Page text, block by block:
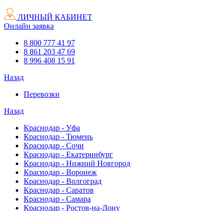
ЛИЧНЫЙ КАБИНЕТ
Онлайн заявка
8 800 777 41 97
8 861 203 47 69
8 996 408 15 91
Назад
Перевозки
Назад
Краснодар - Уфа
Краснодар - Тюмень
Краснодар - Сочи
Краснодар - Екатеринбург
Краснодар - Нижний Новгород
Краснодар - Воронеж
Краснодар - Волгоград
Краснодар - Саратов
Краснодар - Самара
Краснодар - Ростов-на-Дону